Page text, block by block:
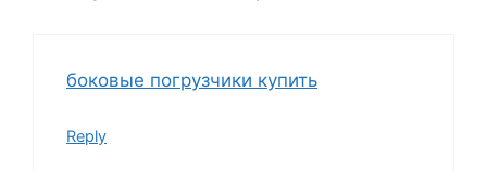
боковые погрузчики купить
Reply